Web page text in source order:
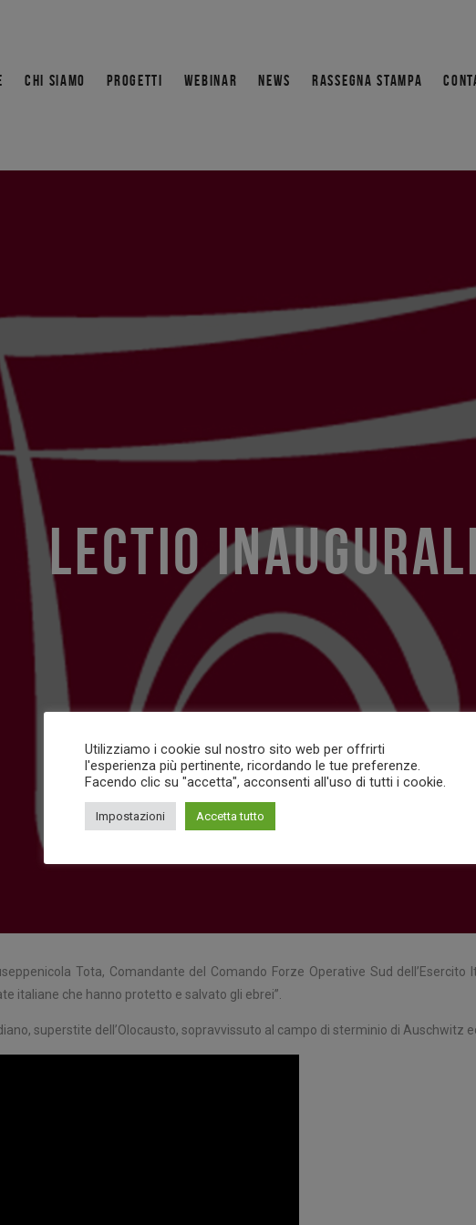
CHI SIAMO PROGETTI WEBINAR NEWS RASSEGNA STAMPA
LECTIO
Tota, Comandante del Comando Forze Operative Sud
italiane che hanno protetto e salvato gli ebrei”.
superstite dell’Olocausto, sopravvissuto al campo di sterminio di Auschwitz
Utilizziamo i cookie sul nostro sito web per offrirti
l'esperienza più pertinente, ricordando le tue preferenze.
Facendo clic su "accetta", acconsenti all'uso di tutti i cookie.
Impostazioni Accetta tutto